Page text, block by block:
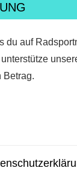
du auf
Betrag.